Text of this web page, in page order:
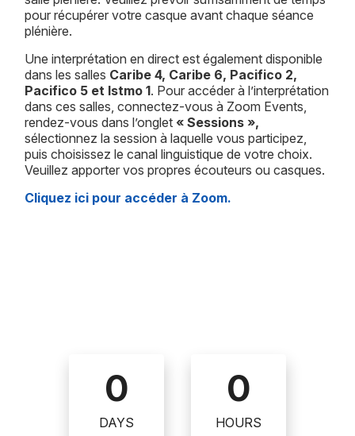
pour récupérer votre casque avant chaque séance
plénière.
Une interprétation en direct est également disponible
dans les salles Caribe 4, Caribe 6, Pacifico 2,
Pacifico 5 et Istmo 1. Pour accéder à l’interprétation
dans ces salles, connectez-vous à Zoom Events,
rendez-vous dans l’onglet « Sessions »,
sélectionnez la session à laquelle vous participez,
puis choisissez le canal linguistique de votre choix.
Veuillez apporter vos propres écouteurs ou casques.
Cliquez ici pour accéder à Zoom.
0
DAYS
0
HOURS